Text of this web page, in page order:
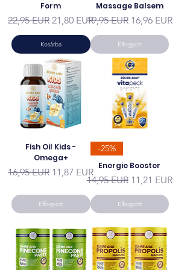
Form
Szokásos ár
22,95 EUR Akciós ár
21,80 EUR
Kosárba
Massage Balsem
Szokásos ár
19,95 EUR Akciós ár
16,96 EUR
Elfogyott
Fish Oil Kids -
Omega+
Szokásos ár
16,95 EUR Akciós ár
11,87 EUR
Elfogyott
-25%
Energie Booster
Szokásos ár
14,95 EUR Akciós ár
11,21 EUR
Elfogyott